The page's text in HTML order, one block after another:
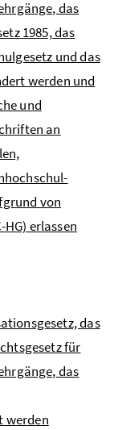
das
1985, das
und das
werden und
und
an
von
HG) erlassen
das
für
das
werden